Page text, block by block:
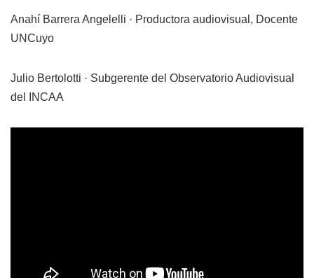
Anahí Barrera Angelelli · Productora audiovisual, Docente
UNCuyo
Julio Bertolotti · Subgerente del Observatorio Audiovisual
del INCAA